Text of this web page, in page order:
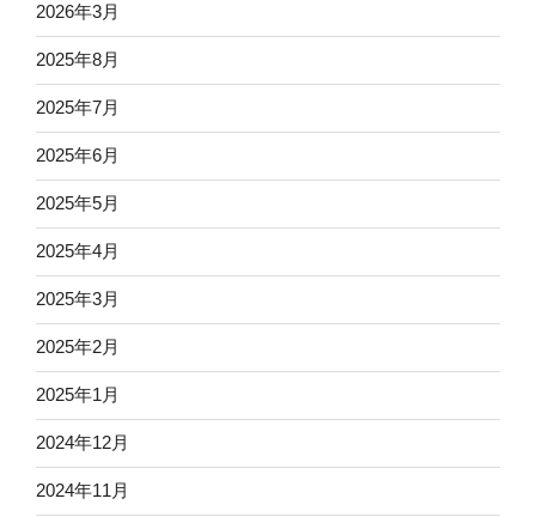
2026年3月
2025年8月
2025年7月
2025年6月
2025年5月
2025年4月
2025年3月
2025年2月
2025年1月
2024年12月
2024年11月